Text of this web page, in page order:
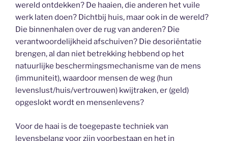
wereld ontdekken? De haaien, die anderen het vuile
werk laten doen? Dichtbij huis, maar ook in de wereld?
Die binnenhalen over de rug van anderen? Die
verantwoordelijkheid afschuiven? Die desoriëntatie
brengen, al dan niet betrekking hebbend op het
natuurlijke beschermingsmechanisme van de mens
(immuniteit), waardoor mensen de weg (hun
levenslust/huis/vertrouwen) kwijtraken, er (geld)
opgeslokt wordt en mensenlevens?
Voor de haai is de toegepaste techniek van
levensbelang voor zijn voorbestaan en het in